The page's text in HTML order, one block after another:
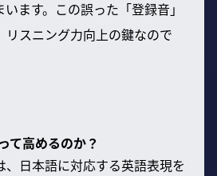
ます。この誤った「登録音」
リスニング力向上の鍵なので
て高めるのか？
日本語に対応する英語表現を